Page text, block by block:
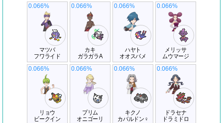
マツバ
フワライド
0.066%
カキ
ガラガラA
0.066%
ハヤト
オオスバメ
0.066%
メリッサ
ムウマージ
0.066%
リョウ
ビークイン
0.066%
プリム
オニゴーリ
0.066%
キクノ
カバルドン♀
0.066%
ドラセナ
ドラミドロ
0.066%